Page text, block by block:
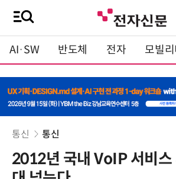
AI·SW 반도체 전자 모빌리
통신 통신
2012년 국내 VoIP 서비스